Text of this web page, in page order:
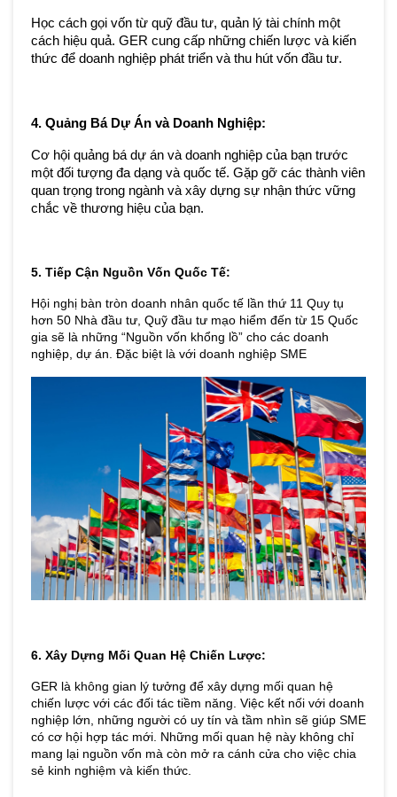
Học cách gọi vốn từ quỹ đầu tư, quản lý tài chính một
cách hiệu quả. GER cung cấp những chiến lược và kiến
thức để doanh nghiệp phát triển và thu hút vốn đầu tư.
4. Quảng Bá Dự Án và Doanh Nghiệp:
Cơ hội quảng bá dự án và doanh nghiệp của bạn trước
một đối tượng đa dạng và quốc tế. Gặp gỡ các thành viên
quan trọng trong ngành và xây dựng sự nhận thức vững
chắc về thương hiệu của bạn.
5. Tiếp Cận Nguồn Vốn Quốc Tế:
Hội nghị bàn tròn doanh nhân quốc tế lần thứ 11 Quy tụ
hơn 50 Nhà đầu tư, Quỹ đầu tư mạo hiểm đến từ 15 Quốc
gia sẽ là những “Nguồn vốn khổng lồ” cho các doanh
nghiệp, dự án. Đặc biệt là với doanh nghiệp SME
6. Xây Dựng Mối Quan Hệ Chiến Lược:
GER là không gian lý tưởng để xây dựng mối quan hệ
chiến lược với các đối tác tiềm năng. Việc kết nối với doanh
nghiệp lớn, những người có uy tín và tầm nhìn sẽ giúp SME
có cơ hội hợp tác mới. Những mối quan hệ này không chỉ
mang lại nguồn vốn mà còn mở ra cánh cửa cho việc chia
sẻ kinh nghiệm và kiến thức.